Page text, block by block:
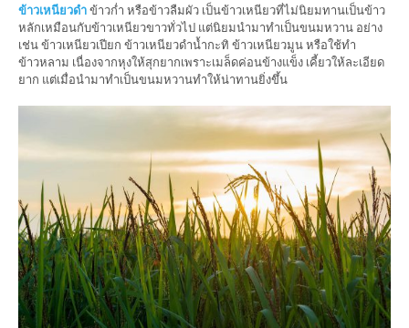
ข้าวเหนียวดำข้าวก่ำ หรือข้าวลืมผัว เป็นข้าวเหนียวที่ไม่นิยมทานเป็นข้าว
หลักเหมือนกับข้าวเหนียวขาวทั่วไป แต่นิยมนำมาทำเป็นขนมหวาน อย่าง
เช่น ข้าวเหนียวเปียก ข้าวเหนียวดำน้ำกะทิ ข้าวเหนียวมูน หรือใช้ทำ
ข้าวหลาม เนื่องจากหุงให้สุกยากเพราะเมล็ดค่อนข้างแข็ง เคี้ยวให้ละเอียด
ยาก แต่เมื่อนำมาทำเป็นขนมหวานทำให้น่าทานยิ่งขึ้น